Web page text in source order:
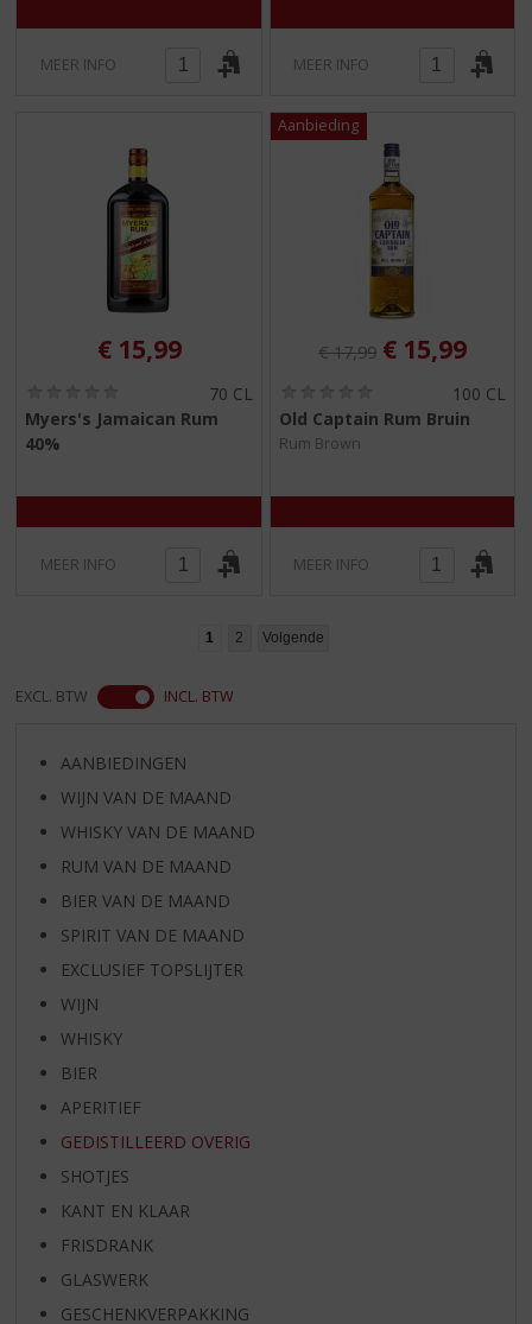
MEER INFO MEER INFO
€ 15,99
,
70 CL
Myers's Jamaican Rum
40%
MEER INFO
Originele prijs was:
€17,99 , Huidige
€ 15,99
,
100 CL
Old Captain Rum Bruin
Rum Brown
MEER INFO
1 2 Volgende
EXCL. BTW INCL. BTW
AANBIEDINGEN
WIJN VAN DE MAAND
WHISKY VAN DE MAAND
RUM VAN DE MAAND
BIER VAN DE MAAND
SPIRIT VAN DE MAAND
EXCLUSIEF TOPSLIJTER
WIJN
WHISKY
BIER
APERITIEF
GEDISTILLEERD OVERIG
SHOTJES
KANT EN KLAAR
FRISDRANK
GLASWERK
GESCHENKVERPAKKING